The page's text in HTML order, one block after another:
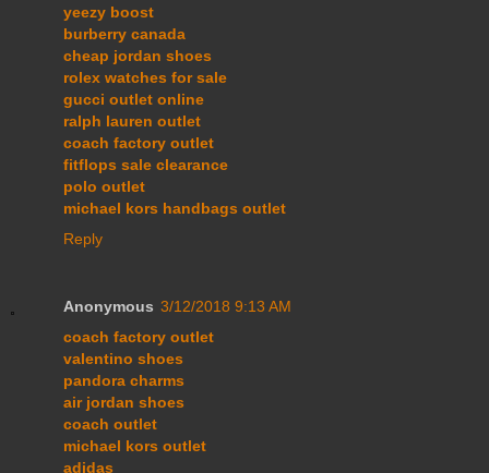
yeezy boost
burberry canada
cheap jordan shoes
rolex watches for sale
gucci outlet online
ralph lauren outlet
coach factory outlet
fitflops sale clearance
polo outlet
michael kors handbags outlet
Reply
Anonymous 3/12/2018 9:13 AM
coach factory outlet
valentino shoes
pandora charms
air jordan shoes
coach outlet
michael kors outlet
adidas